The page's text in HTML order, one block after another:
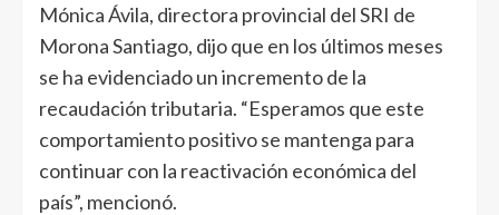
Mónica Ávila, directora provincial del SRI de
Morona Santiago, dijo que en los últimos meses
se ha evidenciado un incremento de la
recaudación tributaria. “Esperamos que este
comportamiento positivo se mantenga para
continuar con la reactivación económica del
país”, mencionó.